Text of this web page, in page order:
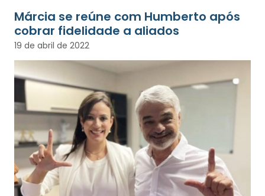
Márcia se reúne com Humberto após
cobrar fidelidade a aliados
19 de abril de 2022